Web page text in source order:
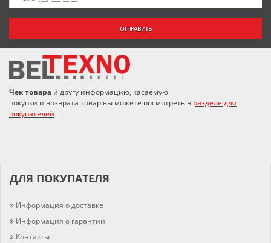
ОТПРАВИТЬ
Чек товара и другу информацию, касаемую
покупки и возврата товар вы можете посмотреть в разделе для
покупателей
ДЛЯ ПОКУПАТЕЛЯ
Информация о доставке
Информация о гарантии
Контакты